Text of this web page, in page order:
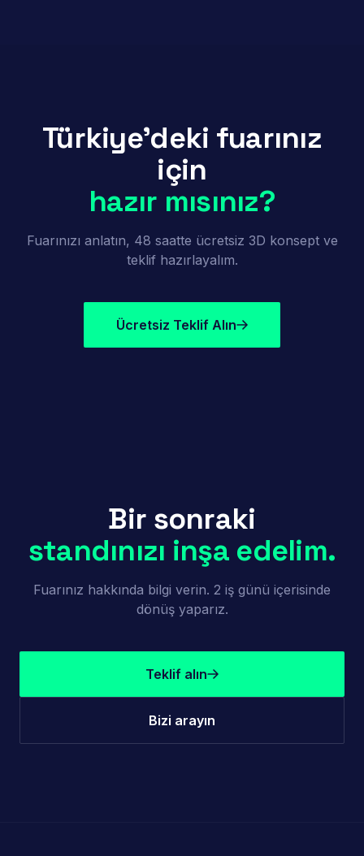
Türkiye'deki fuarınız
için
hazır mısınız?
Fuarınızı anlatın, 48 saatte ücretsiz 3D konsept ve
teklif hazırlayalım.
Ücretsiz Teklif Alın
Bir sonraki
standınızı inşa edelim.
Fuarınız hakkında bilgi verin. 2 iş günü içerisinde
dönüş yaparız.
Teklif alın
Bizi arayın